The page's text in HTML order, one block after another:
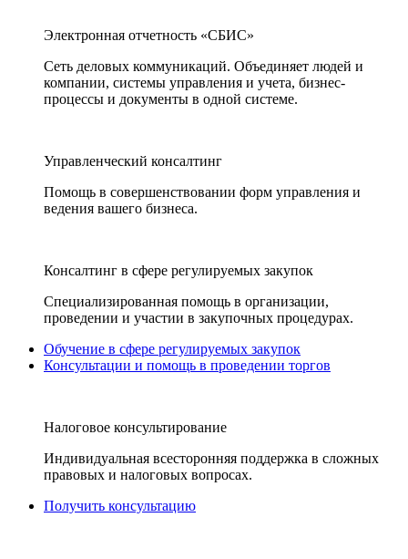
Электронная отчетность «СБИС»
Сеть деловых коммуникаций. Объединяет людей и
компании, системы управления и учета, бизнес-
процессы и документы в одной системе.
Управленческий консалтинг
Помощь в совершенствовании форм управления и
ведения вашего бизнеса.
Консалтинг в сфере регулируемых закупок
Специализированная помощь в организации,
проведении и участии в закупочных процедурах.
Обучение в сфере регулируемых закупок
Консультации и помощь в проведении торгов
Налоговое консультирование
Индивидуальная всесторонняя поддержка в сложных
правовых и налоговых вопросах.
Получить консультацию